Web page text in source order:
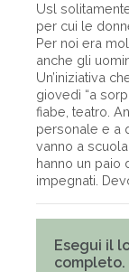
Usl
per cui le
Per noi era
anche gli
Un’iniziativa
giovedì “a
fiabe, teatro.
personale e a
vanno a
hanno un paio
impegnati.
Esegui il
completo.